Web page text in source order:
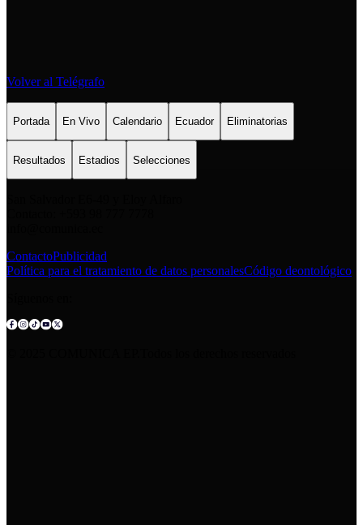
Volver al Telégrafo
Portada En Vivo Calendario Ecuador Eliminatorias
Resultados Estadios Selecciones
ContactoPublicidad
Política para el tratamiento de datos personalesCódigo deontológico